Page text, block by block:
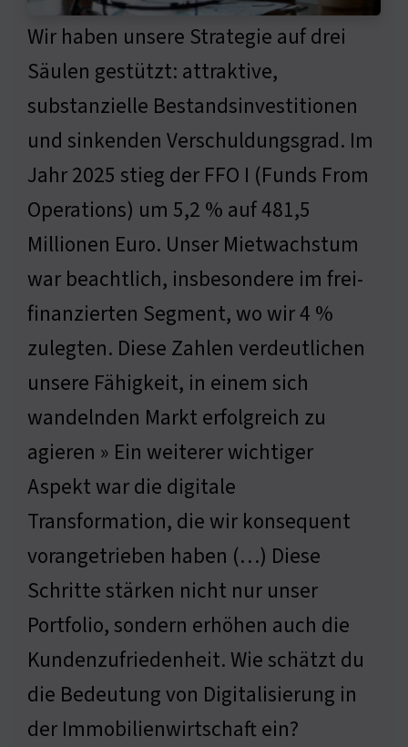
Wir haben unsere Strategie auf drei
Säulen gestützt: attraktive,
substanzielle Bestandsinvestitionen
und sinkenden Verschuldungsgrad. Im
Jahr 2025 stieg der FFO I (Funds From
Operations) um 5,2 % auf 481,5
Millionen Euro. Unser Mietwachstum
war beachtlich, insbesondere im frei-
finanzierten Segment, wo wir 4 %
zulegten. Diese Zahlen verdeutlichen
unsere Fähigkeit, in einem sich
wandelnden Markt erfolgreich zu
agieren » Ein weiterer wichtiger
Aspekt war die digitale
Transformation, die wir konsequent
vorangetrieben haben (…) Diese
Schritte stärken nicht nur unser
Portfolio, sondern erhöhen auch die
Kundenzufriedenheit. Wie schätzt du
die Bedeutung von Digitalisierung in
der Immobilienwirtschaft ein?